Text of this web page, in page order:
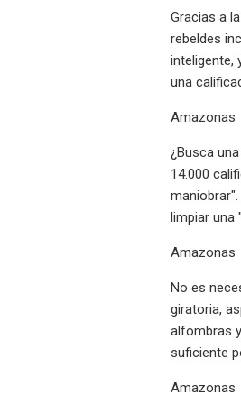
Gracias a
rebeldes
inteligente,
una
Amazonas
¿Busca
14.000
limpiar una
Amazonas
No es
giratoria,
alfombras
suficiente
Amazonas